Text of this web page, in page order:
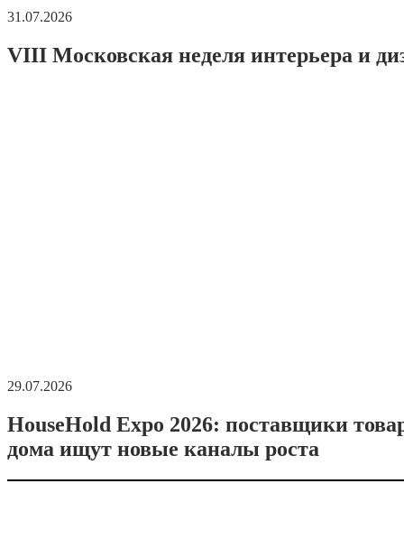
31.07.2026
VIII Московская неделя интерьера и
29.07.2026
HouseHold Expo 2026: поставщики
дома ищут новые каналы роста